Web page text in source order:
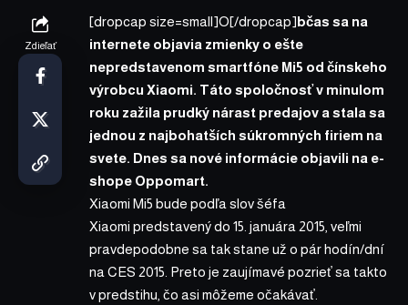
Zdieľať
[dropcap size=small]O[/dropcap]bčas sa na
internete objavia zmienky o ešte
nepredstavenom smartfóne Mi5 od čínskeho
výrobcu Xiaomi. Táto spoločnosť v minulom
roku zažila prudký nárast predajov a stala sa
jednou z najbohatších súkromných firiem na
svete. Dnes sa nové informácie objavili na e-
shope Oppomart.
Xiaomi Mi5 bude podľa slov šéfa
Xiaomi predstavený do 15. januára 2015, veľmi
pravdepodobne sa tak stane už o pár hodín/dní
na CES 2015. Preto je zaujímavé pozrieť sa takto
v predstihu, čo asi môžeme očakávať.